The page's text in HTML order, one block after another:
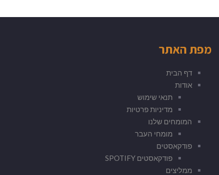
מפת האתר
דף הבית
אודות
תנאי שימוש
מדיניות פרטיות
המומחים שלנו
מומחי העבר
פודקאסטים
פודקאסטים SPOTIFY
ממליצים